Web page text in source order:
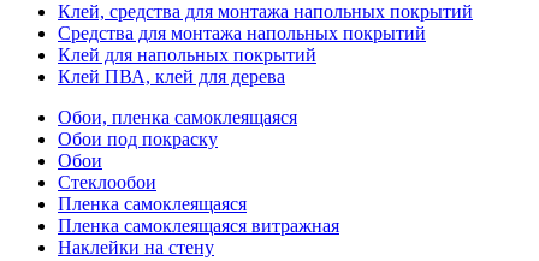
Клей, средства для монтажа напольных покрытий
Средства для монтажа напольных покрытий
Клей для напольных покрытий
Клей ПВА, клей для дерева
Обои, пленка самоклеящаяся
Обои под покраску
Обои
Стеклообои
Пленка самоклеящаяся
Пленка самоклеящаяся витражная
Наклейки на стену